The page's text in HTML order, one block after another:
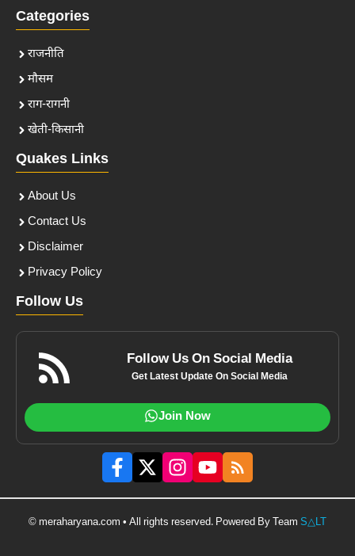
Categories
राजनीति
मौसम
राग-रागनी
खेती-किसानी
Quakes Links
About Us
Contact Us
Disclaimer
Privacy Policy
Follow Us
Follow Us On Social Media
Get Latest Update On Social Media
Join Now
© meraharyana.com • All rights reserved. Powered By Team S△LT